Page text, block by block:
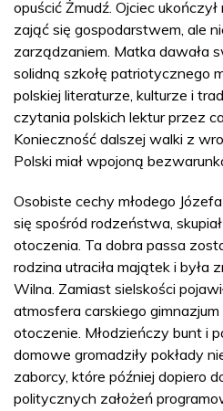
opuścić Żmudź. Ojciec
zająć się gospodarstwem, ale
zarządzaniem. Matka dawała
solidną szkołę patriotycznego
polskiej literaturze, kulturze i
czytania polskich lektur przez
Konieczność dalszej walki z
Polski miał wpojoną
Osobiste cechy młodego
się spośród rodzeństwa,
otoczenia. Ta dobra passa
rodzina utraciła majątek i była
Wilna. Zamiast sielskości
atmosfera carskiego
otoczenie. Młodzieńczy bunt i
domowe gromadziły pokłady
zaborcy, które później dopiero
politycznych założeń